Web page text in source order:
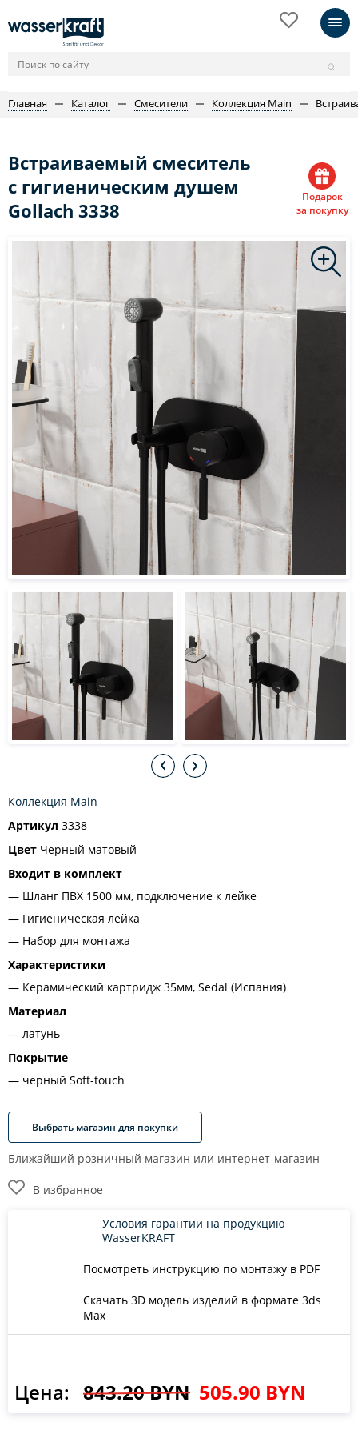
Главная Каталог Смесители Коллекция Main
Встраиваемый смеситель
с гигиеническим душем
Gollach 3338
Подарок
за покупку
Коллекция Main
Артикул 3338
Цвет Черный матовый
Входит в комплект
Шланг ПВХ 1500 мм, подключение к лейке
Гигиеническая лейка
Набор для монтажа
Характеристики
Керамический картридж 35мм, Sedal (Испания)
Материал
латунь
Покрытие
черный Soft-touch
Выбрать магазин для покупки
Ближайший розничный магазин или интернет-магазин
В избранное
Посмотреть инструкцию по монтажу в PDF
Скачать 3D модель изделий в формате 3ds
Max
Условия гарантии на продукцию
WasserKRAFT
Цена: 843.20 BYN 505.90 BYN